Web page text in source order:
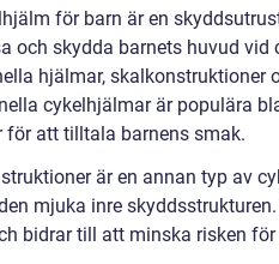
för barn är en
och skydda barnets huvud vid
hjälmar, skalkonstruktioner
cykelhjälmar är populära
för att tilltala barnens smak.
är en annan typ av
mjuka inre
bidrar till att minska risken för